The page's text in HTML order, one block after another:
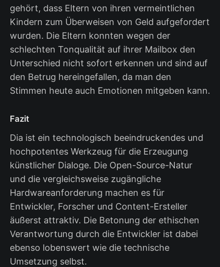
gehört, dass Eltern von ihren vermeintlichen
Kindern zum Überweisen von Geld aufgefordert
wurden. Die Eltern konnten wegen der
schlechten Tonqualität auf ihrer Mailbox den
Unterschied nicht sofort erkennen und sind auf
den Betrug hereingefallen, da man den
Stimmen heute auch Emotionen mitgeben kann.
Fazit
Dia ist ein technologisch beeindruckendes und
hochpotentes Werkzeug für die Erzeugung
künstlicher Dialoge. Die Open-Source-Natur
und die vergleichsweise zugängliche
Hardwareanforderung machen es für
Entwickler, Forscher und Content-Ersteller
äußerst attraktiv. Die Betonung der ethischen
Verantwortung durch die Entwickler ist dabei
ebenso lobenswert wie die technische
Umsetzung selbst.